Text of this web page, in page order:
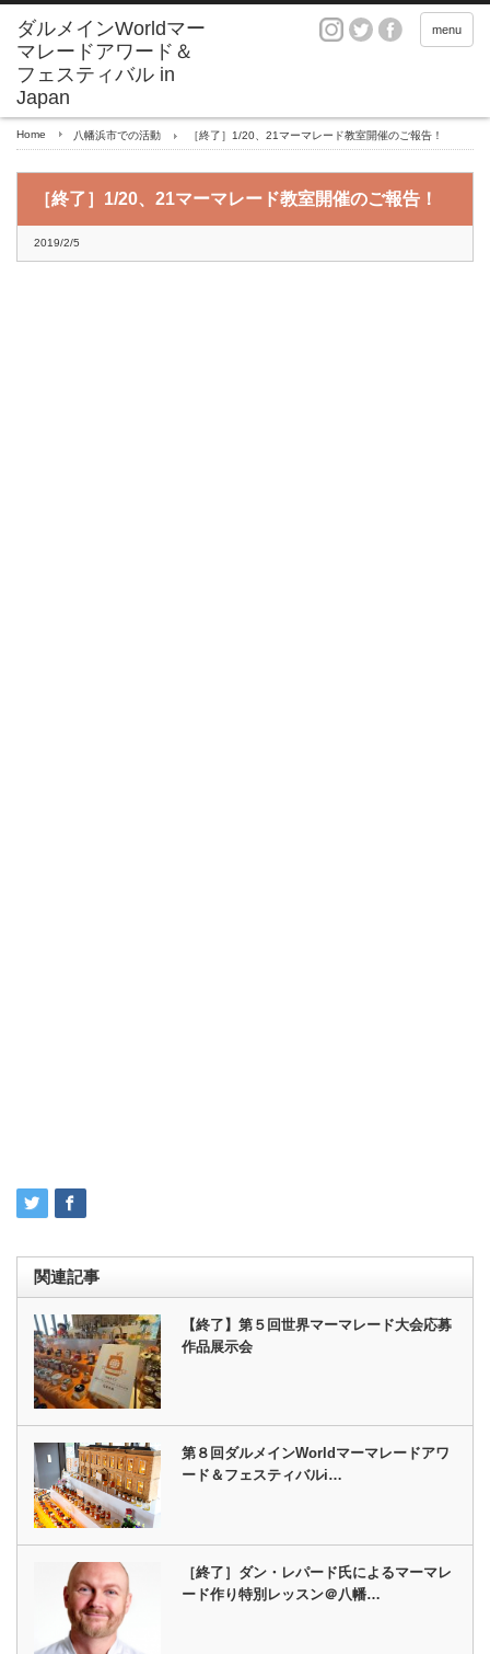
ダルメインWorldマー
マレードアワード＆
フェスティバル in
Japan
menu
Home 八幡浜市での活動 ［終了］1/20、21マーマレード教室開催のご報告！
［終了］1/20、21マーマレード教室開催のご報告！
2019/2/5
関連記事
【終了】第５回世界マーマレード大会応募
作品展示会
第８回ダルメインWorldマーマレードアワ
ード＆フェスティバルi…
［終了］ダン・レパード氏によるマーマレ
ード作り特別レッスン＠八幡…